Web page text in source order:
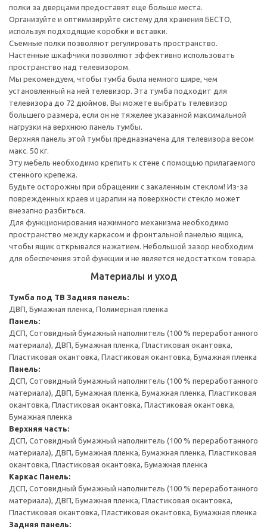
полки за дверцами предоставят еще больше места.
Организуйте и оптимизируйте систему для хранения БЕСТО,
используя подходящие коробки и вставки.
Съемные полки позволяют регулировать пространство.
Настенные шкафчики позволяют эффективно использовать
пространство над телевизором.
Мы рекомендуем, чтобы тумба была немного шире, чем
установленный на ней телевизор. Эта тумба подходит для
телевизора до 72 дюймов. Вы можете выбрать телевизор
большего размера, если он не тяжелее указанной максимальной
нагрузки на верхнюю панель тумбы.
Верхняя панель этой тумбы предназначена для телевизора весом
макс. 50 кг.
Эту мебель необходимо крепить к стене с помощью прилагаемого
стенного крепежа.
Будьте осторожны при обращении с закаленным стеклом! Из-за
поврежденных краев и царапин на поверхности стекло может
внезапно разбиться.
Для функционирования нажимного механизма необходимо
пространство между каркасом и фронтальной панелью ящика,
чтобы ящик открывался нажатием. Небольшой зазор необходим
для обеспечения этой функции и не является недостатком товара.
Материалы и уход
Тумба под ТВ Задняя панель:
ДВП, Бумажная пленка, Полимерная пленка
Панель:
ДСП, Сотовидный бумажный наполнитель (100 % переработанного
материала), ДВП, Бумажная пленка, Пластиковая окантовка,
Пластиковая окантовка, Пластиковая окантовка, Бумажная пленка
Панель:
ДСП, Сотовидный бумажный наполнитель (100 % переработанного
материала), ДВП, Бумажная пленка, Бумажная пленка, Пластиковая
окантовка, Пластиковая окантовка, Пластиковая окантовка,
Бумажная пленка
Верхняя часть:
ДСП, Сотовидный бумажный наполнитель (100 % переработанного
материала), ДВП, Бумажная пленка, Бумажная пленка, Пластиковая
окантовка, Пластиковая окантовка, Бумажная пленка
Каркас Панель:
ДСП, Сотовидный бумажный наполнитель (100 % переработанного
материала), ДВП, Бумажная пленка, Пластиковая окантовка,
Пластиковая окантовка, Пластиковая окантовка, Бумажная пленка
Задняя панель: